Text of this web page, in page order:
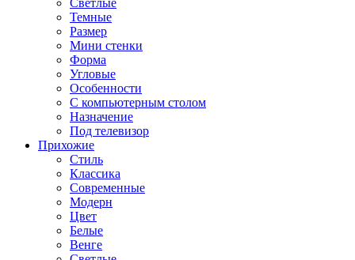
Светлые
Темные
Размер
Мини стенки
Форма
Угловые
Особенности
С компьютерным столом
Назначение
Под телевизор
Прихожие
Стиль
Классика
Современные
Модерн
Цвет
Белые
Венге